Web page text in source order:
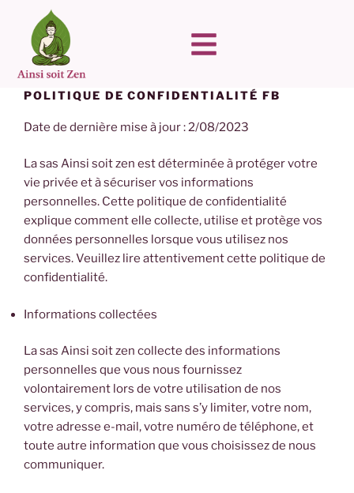
POLITIQUE DE CONFIDENTIALITÉ FB
Date de dernière mise à jour : 2/08/2023
La sas Ainsi soit zen est déterminée à protéger votre
vie privée et à sécuriser vos informations
personnelles. Cette politique de confidentialité
explique comment elle collecte, utilise et protège vos
données personnelles lorsque vous utilisez nos
services. Veuillez lire attentivement cette politique de
confidentialité.
Informations collectées
La sas Ainsi soit zen collecte des informations
personnelles que vous nous fournissez
volontairement lors de votre utilisation de nos
services, y compris, mais sans s’y limiter, votre nom,
votre adresse e-mail, votre numéro de téléphone, et
toute autre information que vous choisissez de nous
communiquer.